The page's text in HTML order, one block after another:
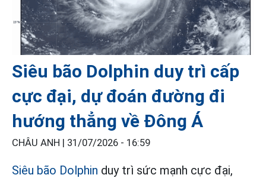
Siêu bão Dolphin duy trì cấp
cực đại, dự đoán đường đi
hướng thẳng về Đông Á
CHÂU ANH | 31/07/2026 - 16:59
Siêu bão Dolphin duy trì sức mạnh cực đại,